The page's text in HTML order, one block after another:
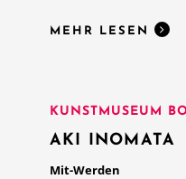
MEHR LESEN
KUNSTMUSEUM
AKI INOMATA
Mit-Werden